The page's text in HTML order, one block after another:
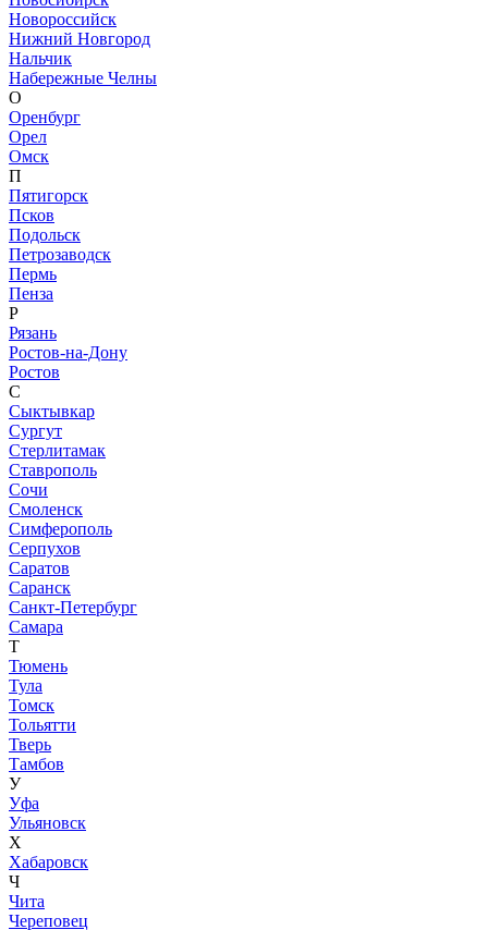
Новороссийск
Нижний Новгород
Нальчик
Набережные Челны
О
Оренбург
Орел
Омск
П
Пятигорск
Псков
Подольск
Петрозаводск
Пермь
Пенза
Р
Рязань
Ростов-на-Дону
Ростов
С
Сыктывкар
Сургут
Стерлитамак
Ставрополь
Сочи
Смоленск
Симферополь
Серпухов
Саратов
Саранск
Санкт-Петербург
Самара
Т
Тюмень
Тула
Томск
Тольятти
Тверь
Тамбов
У
Уфа
Ульяновск
Х
Хабаровск
Ч
Чита
Череповец